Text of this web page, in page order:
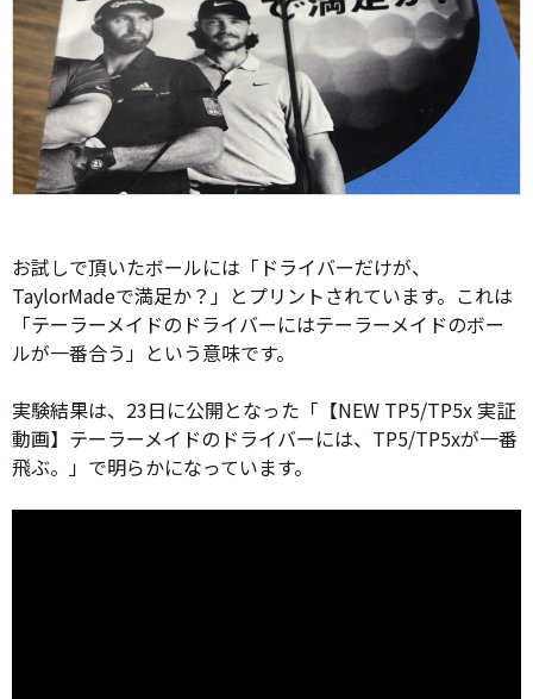
お試しで頂いたボールには「ドライバーだけが、
TaylorMadeで満足か？」とプリントされています。これは
「テーラーメイドのドライバーにはテーラーメイドのボー
ルが一番合う」という意味です。
実験結果は、23日に公開となった「【NEW TP5/TP5x 実証
動画】テーラーメイドのドライバーには、TP5/TP5xが一番
飛ぶ。」で明らかになっています。